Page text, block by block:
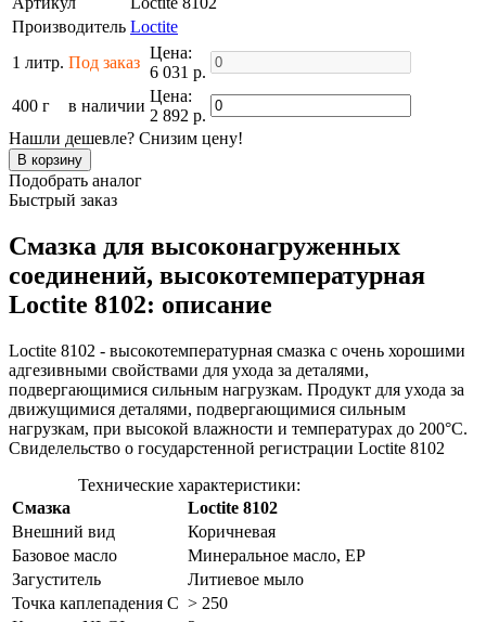
Производитель Loctite
1 литр. Под заказ
Цена:
6 031 р.
400 г
в наличии
Цена:
2 892 р.
Нашли дешевле? Снизим цену!
Подобрать аналог
Быстрый заказ
Смазка для высоконагруженных
соединений, высокотемпературная
Loctite 8102: описание
Loctite 8102 - высокотемпературная смазка с очень хорошими
адгезивными свойствами для ухода за деталями,
подвергающимися сильным нагрузкам. Продукт для ухода за
движущимися деталями, подвергающимися сильным
нагрузкам, при высокой влажности и температурах до 200°С.
Свиделельство о государстенной регистрации Loctite 8102
Технические характеристики:
Смазка
Loctite 8102
Внешний вид
Коричневая
Базовое масло
Минеральное масло, EP
Загуститель
Литиевое мыло
Точка каплепадения С > 250